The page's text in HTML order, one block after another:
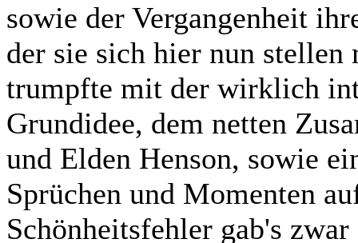
sowie der Vergangenheit
der sie sich hier nun
trumpfte mit der wirklich
Grundidee, dem netten
und Elden Henson, sowie
Sprüchen und Momenten
Schönheitsfehler gab's